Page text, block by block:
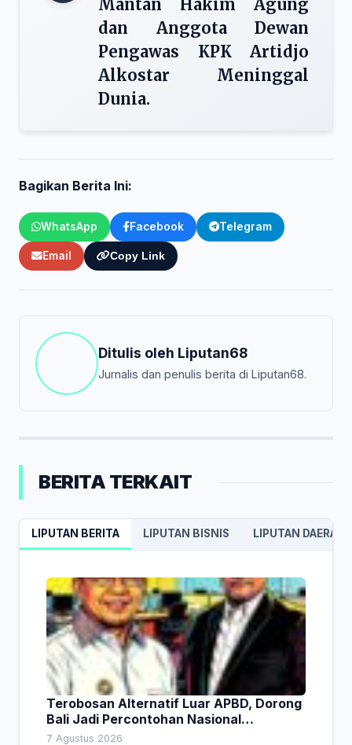
Mantan Hakim Agung
dan Anggota Dewan
Pengawas KPK Artidjo
Alkostar Meninggal
Dunia.
Bagikan Berita Ini:
WhatsApp Facebook Telegram
Email Copy Link
Ditulis oleh Liputan68
Jurnalis dan penulis berita di Liputan68.
BERITA TERKAIT
LIPUTAN BERITA LIPUTAN BISNIS LIPUTAN DAERAH
Terobosan Alternatif Luar APBD, Dorong
Bali Jadi Percontohan Nasional
Pembiayaan Daerah
7 Agustus 2026